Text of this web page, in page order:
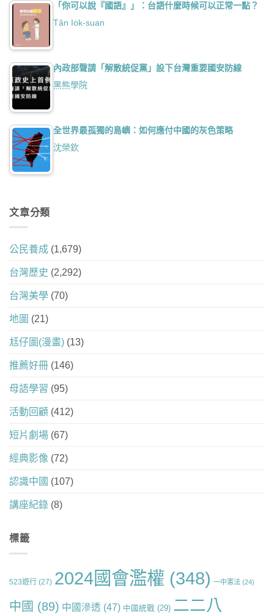
「你可以說『國語』」：台語什麼時候可以正常一點？
Tân Io̍k-suan
內政部聲請「解散統促黨」設下台灣重要國安防線
黑熊學院
全世界最孤獨的島嶼：如何應付中國的灰色策略
沈榮欽
文章分類
公民養成 (1,679)
台灣歷史 (2,292)
台灣美學 (70)
地圖 (21)
尪仔圖(漫畫) (13)
推薦好冊 (146)
母語學習 (95)
活動回顧 (412)
短片劇場 (67)
經典影像 (72)
認識中國 (107)
講座紀錄 (8)
標籤
523遊行 (27) 2024國會濫權 (348) 一中憲法 (24)
中國 (89) 中國滲透 (47) 中國統戰 (29) 二二八